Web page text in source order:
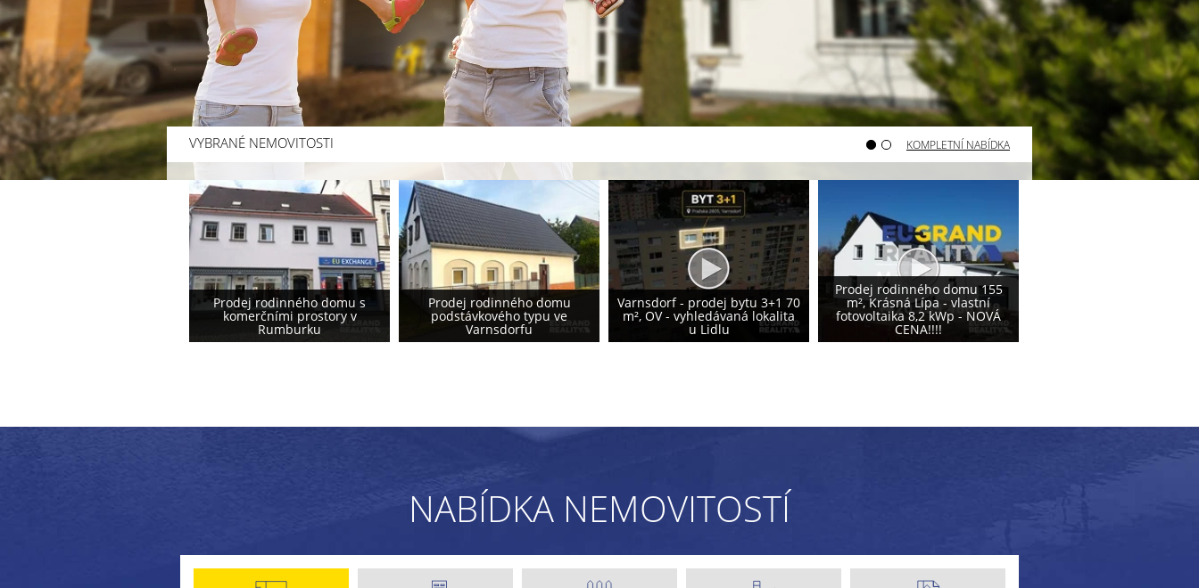
VYBRANÉ NEMOVITOSTI KOMPLETNÍ NABÍDKA
Prodej rodinného domu
podstávkového typu ve
Varnsdorfu
Varnsdorf - prodej bytu 3+1 70
m², OV - vyhledávaná lokalita
u Lidlu
Prodej rodinného domu 155
m², Krásná Lípa - vlastní
fotovoltaika 8,2 kWp - NOVÁ
CENA!!!!
Varnsdorf - prodej pozemku
800 m²
NABÍDKA NEMOVITOSTÍ